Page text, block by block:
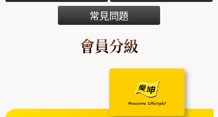
常見問題
會員分級